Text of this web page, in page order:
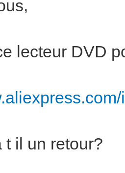
lecteur DVD
t il un retour?